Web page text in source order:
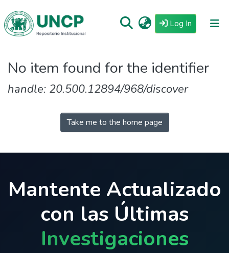
Log In (current)
Repositorio
Estadisticas
No item found for the identifier
handle: 20.500.12894/968/discover
Take me to the home page
Mantente Actualizado
con las Últimas
Investigaciones